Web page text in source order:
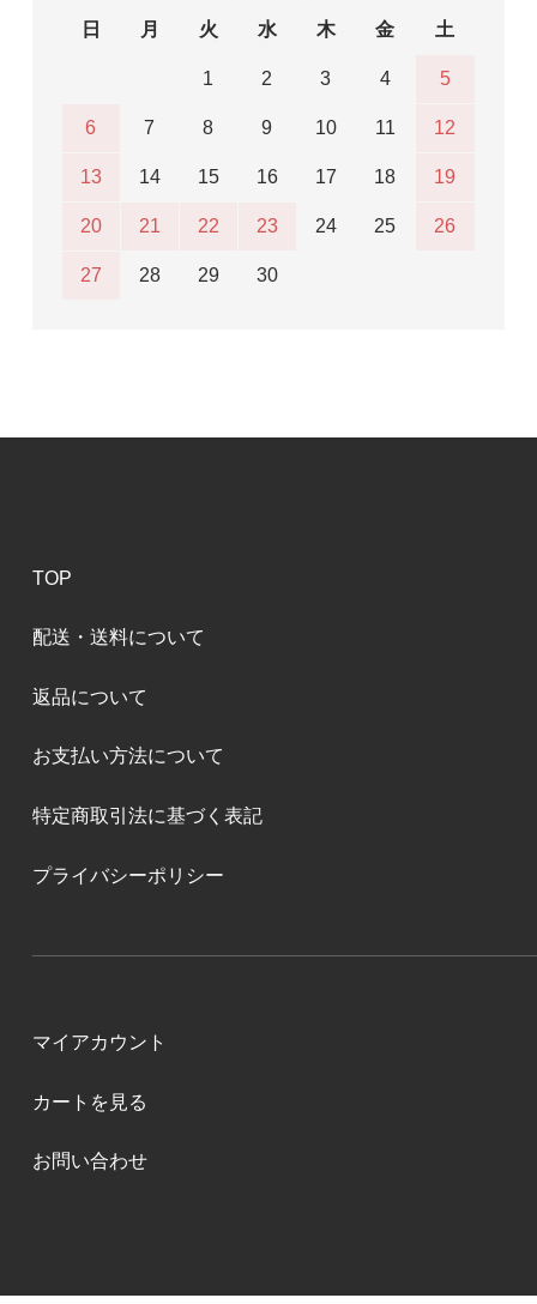
日
月 火 水 木 金 土
1 2 3 4 5
6 7 8 9 10 11 12
13 14 15 16 17 18 19
20 21 22 23 24 25 26
27 28 29 30
TOP
配送・送料について
返品について
お支払い方法について
特定商取引法に基づく表記
プライバシーポリシー
マイアカウント
カートを見る
お問い合わせ